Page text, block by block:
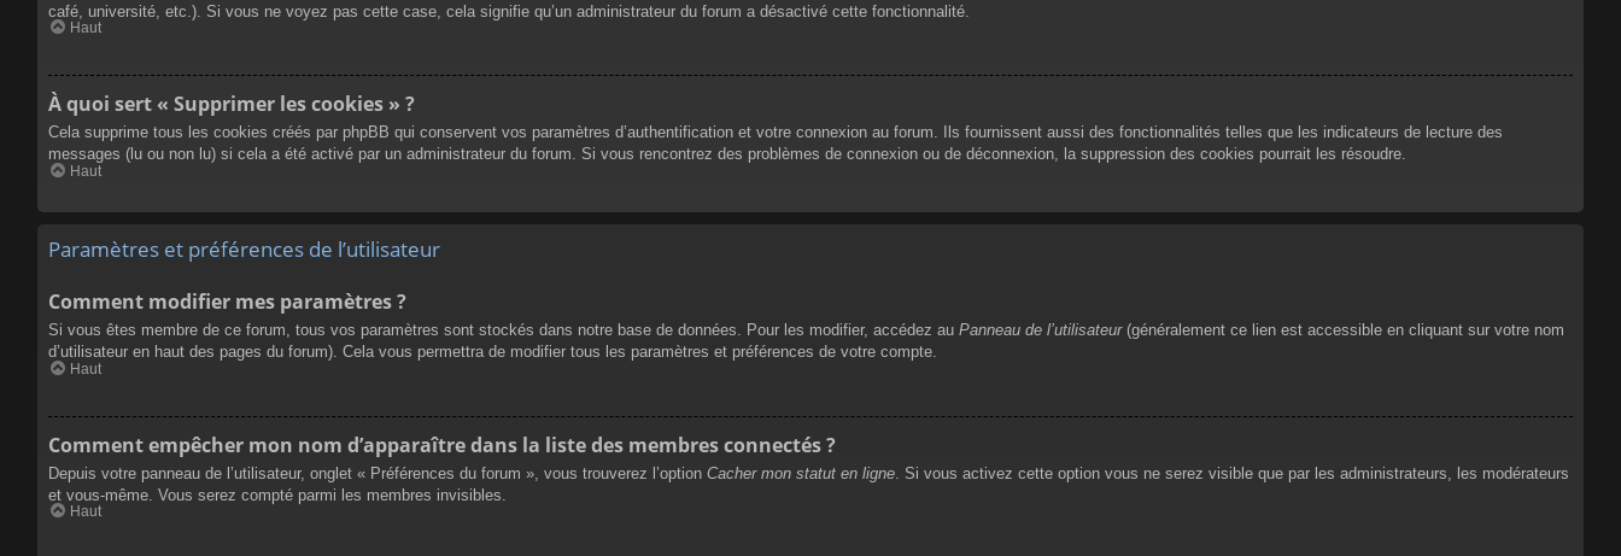
café, université, etc.). Si vous ne voyez pas cette case, cela signifie qu’un administrateur du forum a désactivé cette fonctionnalité.
Haut
À quoi sert « Supprimer les cookies » ?
Cela supprime tous les cookies créés par phpBB qui conservent vos paramètres d’authentification et votre connexion au forum. Ils fournissent aussi des fonctionnalités telles que les indicateurs de lecture des
messages (lu ou non lu) si cela a été activé par un administrateur du forum. Si vous rencontrez des problèmes de connexion ou de déconnexion, la suppression des cookies pourrait les résoudre.
Haut
Paramètres et préférences de l’utilisateur
Comment modifier mes paramètres ?
Si vous êtes membre de ce forum, tous vos paramètres sont stockés dans notre base de données. Pour les modifier, accédez au Panneau de l’utilisateur(généralement ce lien est accessible en cliquant sur votre nom
d’utilisateur en haut des pages du forum). Cela vous permettra de modifier tous les paramètres et préférences de votre compte.
Haut
Comment empêcher mon nom d’apparaître dans la liste des membres connectés ?
Depuis votre panneau de l’utilisateur, onglet « Préférences du forum », vous trouverez l’option Cacher mon statut en ligne . Si vous activez cette option vous ne serez visible que par les administrateurs, les modérateurs
et vous-même. Vous serez compté parmi les membres invisibles.
Haut